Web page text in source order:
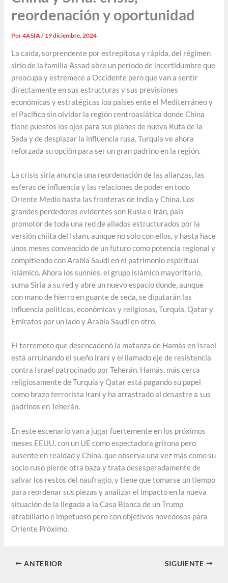
reordenación y oportunidad
Por4ASIA/ 19 diciembre, 2024
La caída, sorprendente por estrepitosa y rápida, del régimen
sirio de la familia Assad abre un período de incertidumbre que
preocupa y estremece a Occidente pero que van a sentir
directamente en sus estructuras y sus previsiones
económicas y estratégicas loa países ente el Mediterráneo y
el Pacífico sin olvidar la región centroasiática donde China
tiene puestos los ojos para sus planes de nueva Ruta de la
Seda y de desplazar la influencia rusa. Turquía ve ahora
reforzada su opción para ser un gran padrino en la región.
La crisis siria anuncia una reordenación de las alianzas, las
esferas de influencia y las relaciones de poder en todo
Oriente Medio hasta las fronteras de India y China. Los
grandes perdedores evidentes son Rusia e Irán, país
promotor de toda una red de aliados estructurados por la
versión chiita del Islam, aunque no solo con ellos, y hasta hace
unos meses convencido de un futuro como potencia regional y
compitiendo con Arabia Saudí en el patrimonio espiritual
islámico. Ahora los sunníes, el grupo islámico mayoritario,
suma Siria a su red y abre un nuevo espacio donde, aunque
con mano de hierro en guante de seda, se diputarán las
influencia políticas, económicas y religiosas, Turquía, Qatar y
Emiratos por un lado y Arabia Saudí en otro.
El terremoto que desencadenó la matanza de Hamás en Israel
está arruinando el sueño iraní y el llamado eje de resistencia
contra Israel patrocinado por Teherán. Hamás, más cerca
religiosamente de Turquía y Qatar está pagando su papel
como brazo terrorista iraní y ha arrastrado al desastre a sus
padrinos en Teherán.
En este escenario van a jugar fuertemente en los próximos
meses EEUU, con un UE como espectadora gritona pero
ausente en realdad y China, que observa una vez más como su
socio ruso pierde otra baza y trata desesperadamente de
salvar los restos del naufragio, y tiene que tomarse un tiempo
para reordenar sus piezas y analizar el impacto en la nueva
situación de la llegada a la Casa Blanca de un Trump
atrabiliario e impetuoso pero con objetivos novedosos para
Oriente Próximo.
ANTERIOR SIGUIENTE